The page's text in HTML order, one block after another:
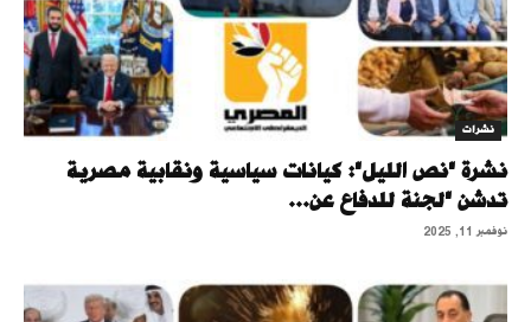
نشرات
نشرة "نص الليل": كيانات سياسية ونقابية مصرية
تدشن "لجنة للدفاع عن...
نوفمبر 11, 2025